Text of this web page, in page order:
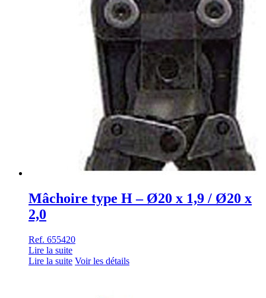
Mâchoire type H – Ø20 x 1,9 / Ø20 x
2,0
Ref. 655420
Lire la suite
Lire la suite Voir les détails